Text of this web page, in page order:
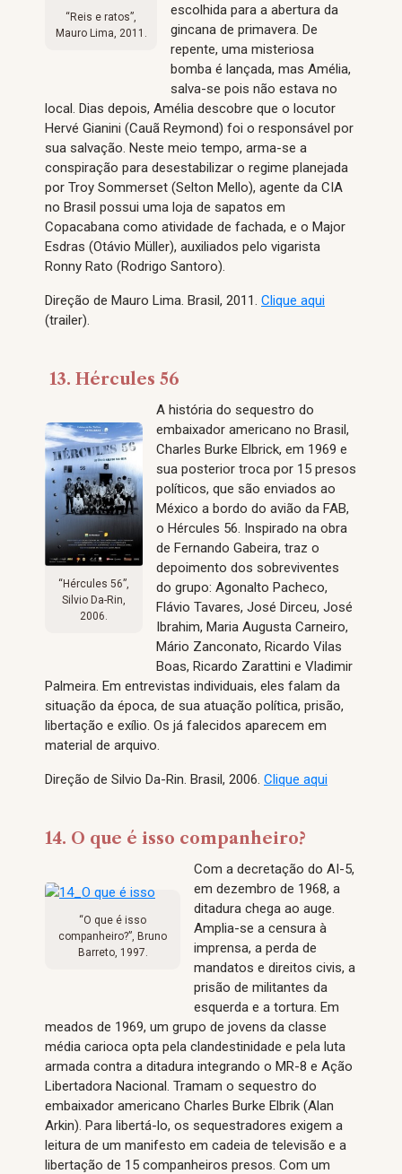
“Reis e ratos”,
Mauro Lima, 2011.
escolhida para a abertura da
gincana de primavera. De
repente, uma misteriosa
bomba é lançada, mas Amélia,
salva-se pois não estava no
local. Dias depois, Amélia descobre que o locutor
Hervé Gianini (Cauã Reymond) foi o responsável por
sua salvação. Neste meio tempo, arma-se a
conspiração para desestabilizar o regime planejada
por Troy Sommerset (Selton Mello), agente da CIA
no Brasil possui uma loja de sapatos em
Copacabana como atividade de fachada, e o Major
Esdras (Otávio Müller), auxiliados pelo vigarista
Ronny Rato (Rodrigo Santoro).
Direção de Mauro Lima. Brasil, 2011. Clique aqui
(trailer).
13. Hércules 56
“Hércules 56”,
Silvio Da-Rin,
2006.
A história do sequestro do
embaixador americano no Brasil,
Charles Burke Elbrick, em 1969 e
sua posterior troca por 15 presos
políticos, que são enviados ao
México a bordo do avião da FAB,
o Hércules 56. Inspirado na obra
de Fernando Gabeira, traz o
depoimento dos sobreviventes
do grupo: Agonalto Pacheco,
Flávio Tavares, José Dirceu, José
Ibrahim, Maria Augusta Carneiro,
Mário Zanconato, Ricardo Vilas
Boas, Ricardo Zarattini e Vladimir
Palmeira. Em entrevistas individuais, eles falam da
situação da época, de sua atuação política, prisão,
libertação e exílio. Os já falecidos aparecem em
material de arquivo.
Direção de Silvio Da-Rin. Brasil, 2006. Clique aqui
14. O que é isso companheiro?
“O que é isso
companheiro?”, Bruno
Barreto, 1997.
Com a decretação do AI-5,
em dezembro de 1968, a
ditadura chega ao auge.
Amplia-se a censura à
imprensa, a perda de
mandatos e direitos civis, a
prisão de militantes da
esquerda e a tortura. Em
meados de 1969, um grupo de jovens da classe
média carioca opta pela clandestinidade e pela luta
armada contra a ditadura integrando o MR-8 e Ação
Libertadora Nacional. Tramam o sequestro do
embaixador americano Charles Burke Elbrik (Alan
Arkin). Para libertá-lo, os sequestradores exigem a
leitura de um manifesto em cadeia de televisão e a
libertação de 15 companheiros presos. Com um